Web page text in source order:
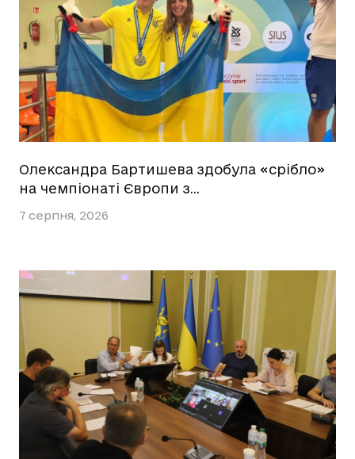
Олександра Бартишева здобула «срібло»
на чемпіонаті Європи з…
7 серпня, 2026